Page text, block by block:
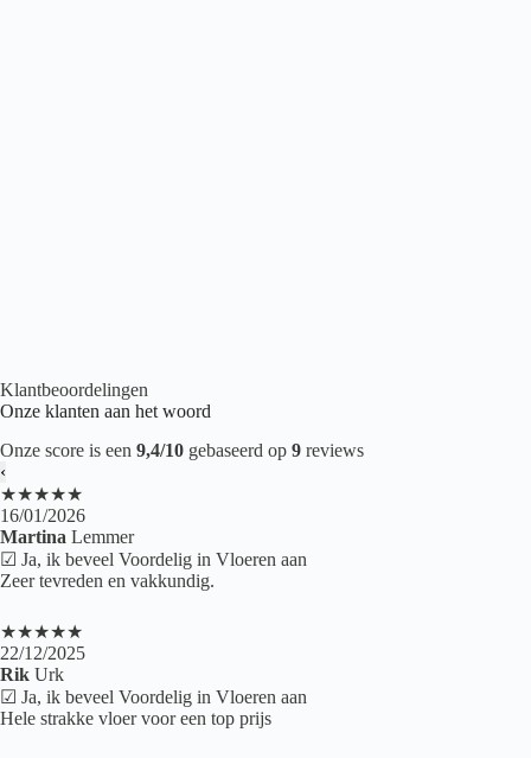
Klantbeoordelingen
Onze klanten aan het woord
Onze score is een 9,4/10 gebaseerd op 9 reviews
‹
★★★★★
16/01/2026
Martina Lemmer
☑ Ja, ik beveel Voordelig in Vloeren aan
Zeer tevreden en vakkundig.
★★★★★
22/12/2025
Rik Urk
☑ Ja, ik beveel Voordelig in Vloeren aan
Hele strakke vloer voor een top prijs